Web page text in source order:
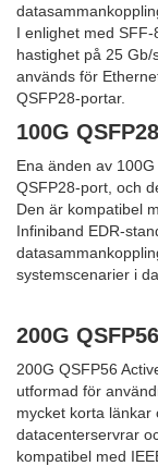
I enlighet med
hastighet på 25
används för
QSFP28-portar.
100G
Ena änden av
QSFP28-port, och
Den är kompatibel
Infiniband EDR-
systemscenarier i
200G
200G QSFP56
utformad för
mycket korta
datacenterservrar
kompatibel med